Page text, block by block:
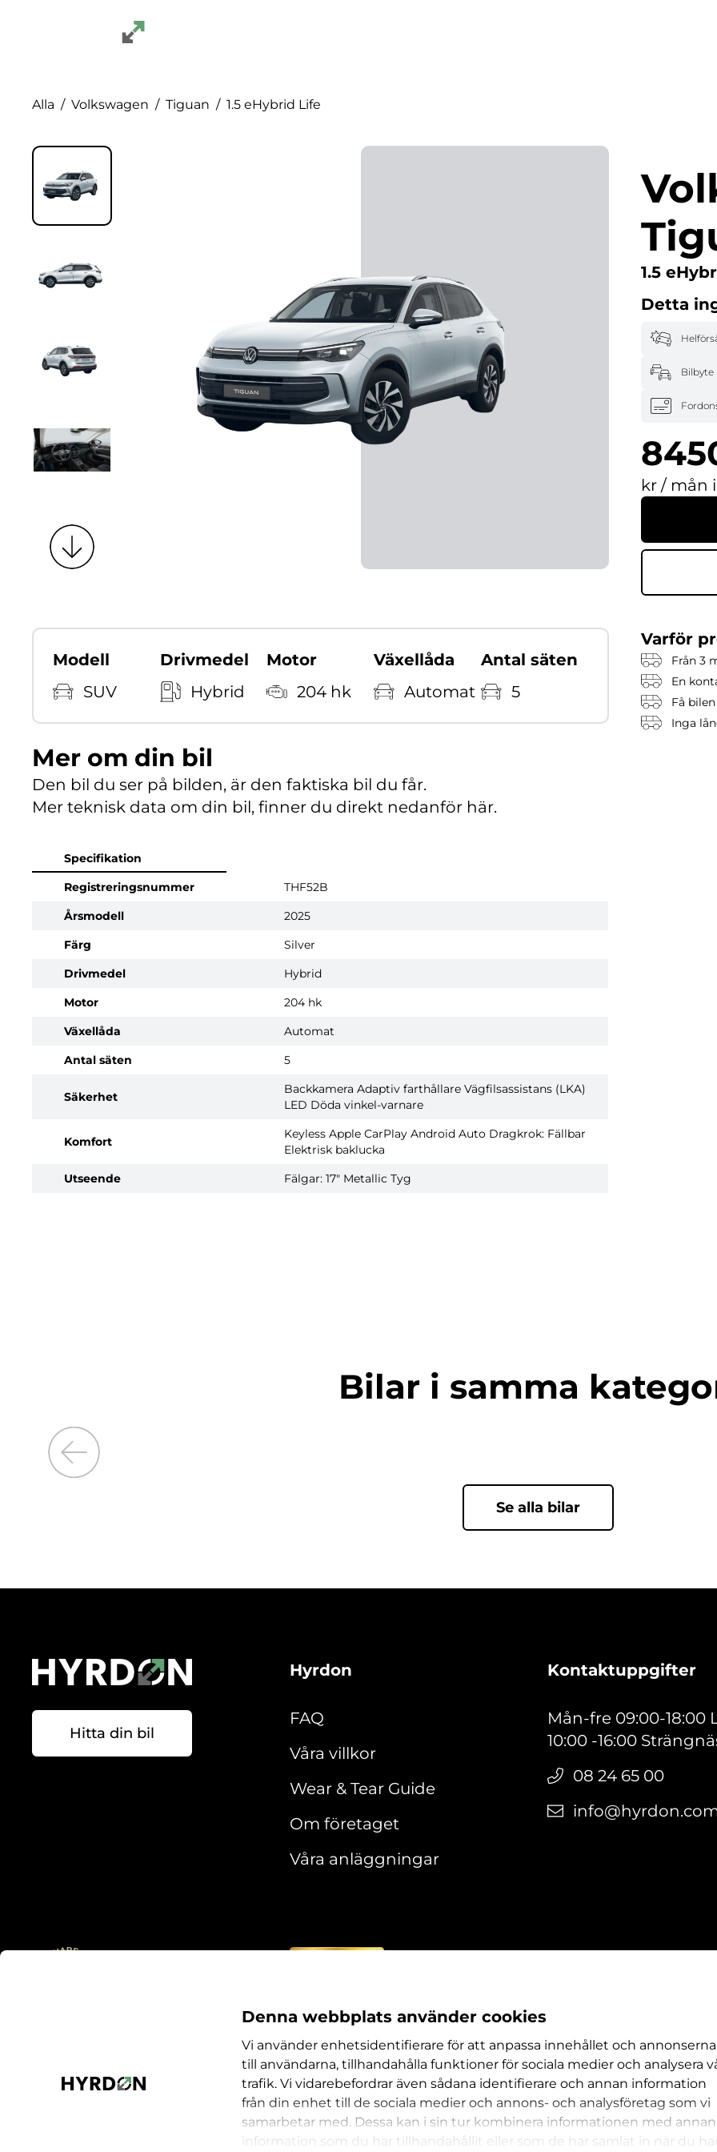
Denna webbplats använder cookies
Vi använder enhetsidentifierare för att anpassa innehållet och annonserna
till användarna, tillhandahålla funktioner för sociala medier och analysera
trafik. Vi vidarebefordrar även sådana identifierare och annan information
från din enhet till de sociala medier och annons- och analysföretag som vi
samarbetar med. Dessa kan i sin tur kombinera informationen med annan
information som du har tillhandahållit eller som de har samlat in när du
Alla Volkswagen Tiguan 1.5 eHybrid Life
1.5
Detta
Bilbyte
kr / mån
Modell
SUV
Drivmedel
Hybrid
Motor
204 hk
Växellåda
Automat
Antal säten
5
Mer om din bil
Den bil du ser på bilden, är den faktiska bil du får.
Mer teknisk data om din bil, finner du direkt nedanför här.
Specifikation
Registreringsnummer
THF52B
Årsmodell
2025
Färg
Silver
Drivmedel
Hybrid
Motor
204 hk
Växellåda
Automat
Antal säten
5
Säkerhet
Backkamera Adaptiv farthållare Vägfilsassistans (LKA)
LED Döda vinkel-varnare
Komfort
Keyless Apple CarPlay Android Auto Dragkrok: Fällbar
Elektrisk baklucka
Utseende
Fälgar: 17" Metallic Tyg
Varför
Från 3
En
Få
Inga
Bilar i samma
Se alla bilar
Hitta din bil
Hyrdon
FAQ
Våra villkor
Wear & Tear Guide
Om företaget
Våra anläggningar
Kontaktuppgifter
Mån-fre 09:00-18:00
10:00 -16:00
08 24 65 00